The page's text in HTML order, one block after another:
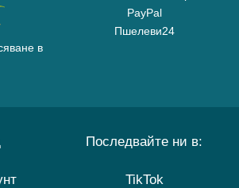
в
PayPal
Пшелеви24
Последвайте ни в:
TikTok